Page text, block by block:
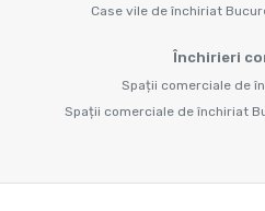
Case vile de închiriat
Închirieri
Spații comerciale de
Spații comerciale de închiriat